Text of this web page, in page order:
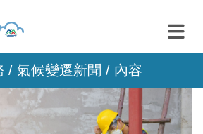
/ 氣候變遷新聞 / 內容